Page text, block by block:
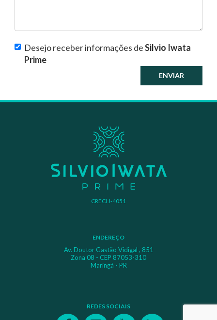
Desejo receber informações deSilvio Iwata
Prime
ENVIAR
CRECI J-4051
ENDEREÇO
Av. Doutor Gastão Vidigal , 851
Zona 08 - CEP 87053-310
Maringá - PR
REDES SOCIAIS